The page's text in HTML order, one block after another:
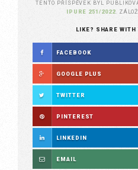
TENTO PŘÍSPĚVEK BYL
IPURE 251/2022.
LIKE? SHARE WITH
FACEBOOK
GOOGLE PLUS
TWITTER
PINTEREST
LINKEDIN
EMAIL